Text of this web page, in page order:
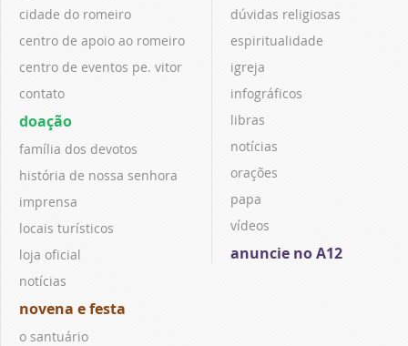
cidade do romeiro
centro de apoio ao romeiro
centro de eventos pe. vitor
contato
doação
família dos devotos
história de nossa senhora
imprensa
locais turísticos
loja oficial
notícias
novena e festa
o santuário
dúvidas religiosas
espiritualidade
igreja
infográficos
libras
notícias
orações
papa
vídeos
anuncie no A12